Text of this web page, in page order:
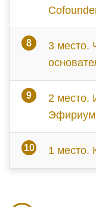
3 место.
2 место.
1 место.